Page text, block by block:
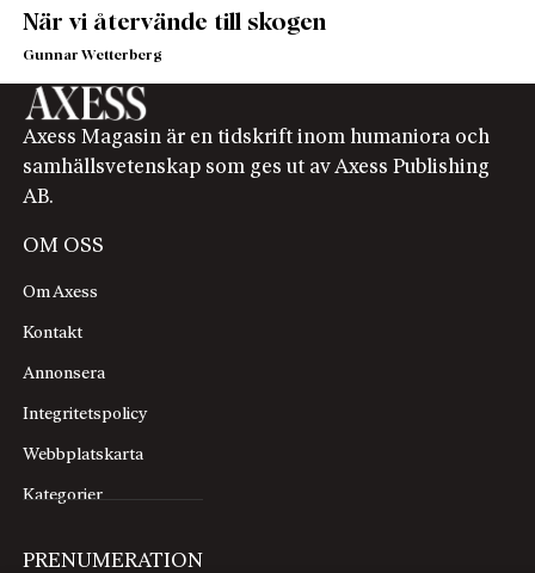
När vi återvände till skogen
Gunnar Wetterberg
Axess Magasin är en tidskrift inom humaniora och
samhällsvetenskap som ges ut av Axess Publishing
AB.
OM OSS
Om Axess
Kontakt
Annonsera
Integritetspolicy
Webbplatskarta
Kategorier
PRENUMERATION